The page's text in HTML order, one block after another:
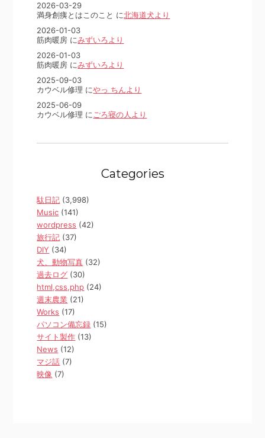
2026-03-29
満身創痍とはこのこと に北海道犬より
2026-01-03
筋肉暖房 にみずいろより
2026-01-03
筋肉暖房 にみずいろより
2025-09-03
カウベル修理 にやっ ちんより
2025-06-09
カウベル修理 に ごろ寝の人より
Categories
駄日記 (3,998)
Music (141)
wordpress (42)
旅行記 (37)
DIY (34)
犬、動物写真 (32)
過去ログ (30)
html,css,php (24)
週末農業 (21)
Works (17)
パソコン備忘録 (15)
サイト製作 (13)
News (12)
マジ話 (7)
映像 (7)